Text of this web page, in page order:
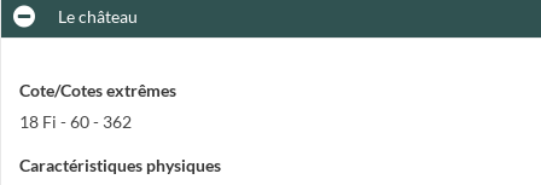
Le château
Cote/Cotes extrêmes
18 Fi - 60 - 362
Caractéristiques physiques